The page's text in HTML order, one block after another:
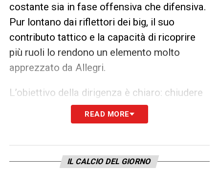
costante sia in fase offensiva che difensiva.
Pur lontano dai riflettori dei big, il suo
contributo tattico e la capacità di ricoprire
più ruoli lo rendono un elemento molto
apprezzato da Allegri.
L’obiettivo della dirigenza è chiaro: chiudere
rapidamente le trattative per garantire
continuità tecnica e stabilità, ponendo le basi
buon esito di questi rinnovi sarà
determinante per il progetto della nuova era
READ MORE
IL CALCIO DEL GIORNO